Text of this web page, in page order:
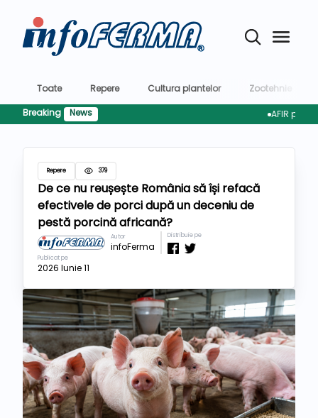
Toate Repere Cultura plantelor
Zootehnie
Breaking
News AFIR
Repere 379
De ce nu reușește România să își refacă
efectivele de porci după un deceniu de
pestă porcină africană?
Autor
infoFerma
Distribuie pe
Publicat pe
2026 Iunie 11